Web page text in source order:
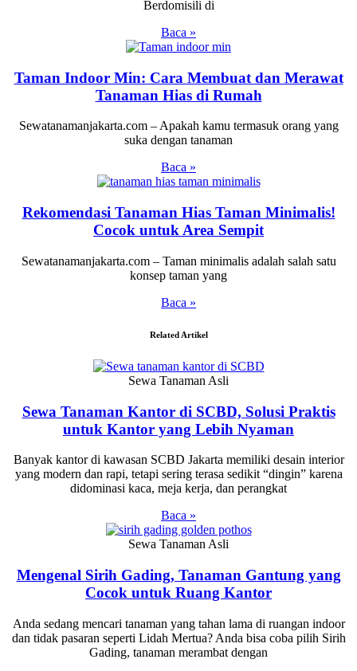
Berdomisili di
Baca »
Taman Indoor Min: Cara Membuat dan Merawat
Tanaman Hias di Rumah
Sewatanamanjakarta.com – Apakah kamu termasuk orang yang
suka dengan tanaman
Baca »
Rekomendasi Tanaman Hias Taman Minimalis!
Cocok untuk Area Sempit
Sewatanamanjakarta.com – Taman minimalis adalah salah satu
konsep taman yang
Baca »
Related Artikel
Sewa Tanaman Asli
Sewa Tanaman Kantor di SCBD, Solusi Praktis
untuk Kantor yang Lebih Nyaman
Banyak kantor di kawasan SCBD Jakarta memiliki desain interior
yang modern dan rapi, tetapi sering terasa sedikit “dingin” karena
didominasi kaca, meja kerja, dan perangkat
Baca »
Sewa Tanaman Asli
Mengenal Sirih Gading, Tanaman Gantung yang
Cocok untuk Ruang Kantor
Anda sedang mencari tanaman yang tahan lama di ruangan indoor
dan tidak pasaran seperti Lidah Mertua? Anda bisa coba pilih Sirih
Gading, tanaman merambat dengan